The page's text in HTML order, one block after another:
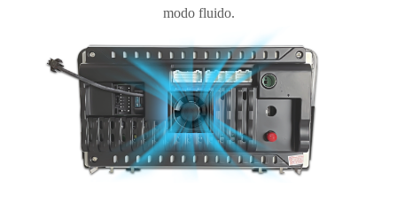
modo fluido.